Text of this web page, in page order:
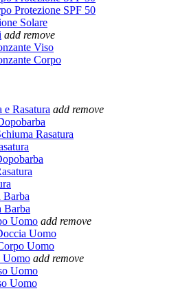
Protezione SPF 50
Solare
add remove
Viso
Corpo
Rasatura add remove
Rasatura
Barba
Barba
Uomo add remove
Uomo
Uomo
Uomo add remove
Uomo
Uomo